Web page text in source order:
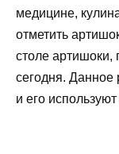
медицине,
отметить
столе артишоки,
сегодня. Данное
и его